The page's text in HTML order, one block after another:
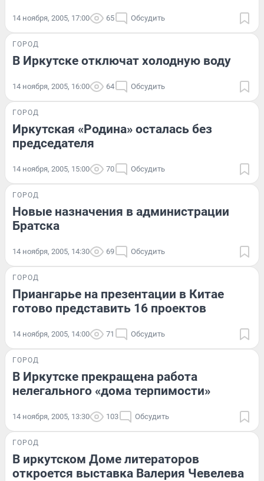
14 ноября, 2005, 17:00 65 Обсудить
ГОРОД
В Иркутске отключат холодную воду
14 ноября, 2005, 16:00 64 Обсудить
ГОРОД
Иркутская «Родина» осталась без
председателя
14 ноября, 2005, 15:00 70 Обсудить
ГОРОД
Новые назначения в администрации
Братска
14 ноября, 2005, 14:30 69 Обсудить
ГОРОД
Приангарье на презентации в Китае
готово представить 16 проектов
14 ноября, 2005, 14:00 71 Обсудить
ГОРОД
В Иркутске прекращена работа
нелегального «дома терпимости»
14 ноября, 2005, 13:30 103 Обсудить
ГОРОД
В иркутском Доме литераторов
откроется выставка Валерия Чевелева